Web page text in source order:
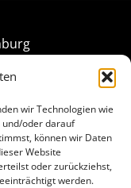
wir Technologien wie
und/oder darauf
können wir Daten
Website
oder zurückziehst,
werden.